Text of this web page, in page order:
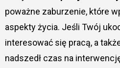
poważne zaburzenie, które
aspekty życia. Jeśli Twój
interesować się pracą, a
nadszedł czas na